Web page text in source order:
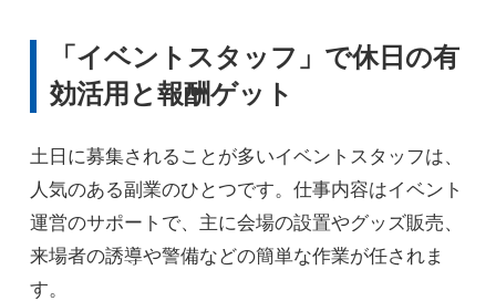
「イベントスタッフ」で休日の有
効活用と報酬ゲット
土日に募集されることが多いイベントスタッフは、
人気のある副業のひとつです。仕事内容はイベント
運営のサポートで、主に会場の設置やグッズ販売、
来場者の誘導や警備などの簡単な作業が任されま
す。